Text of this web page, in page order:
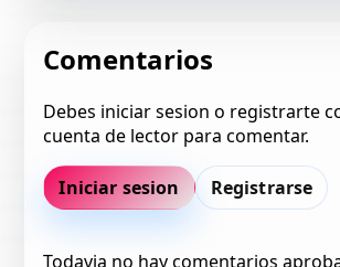
Comentarios
Debes iniciar sesion o registrarte
cuenta de lector para comentar.
Iniciar sesion Registrarse
Todavia no hay comentarios